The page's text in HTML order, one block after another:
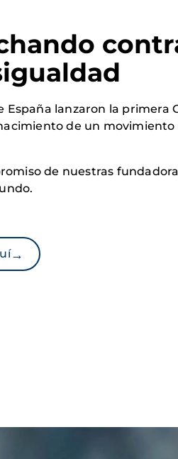
España lanzaron la primera
de un movimiento
de nuestras
→